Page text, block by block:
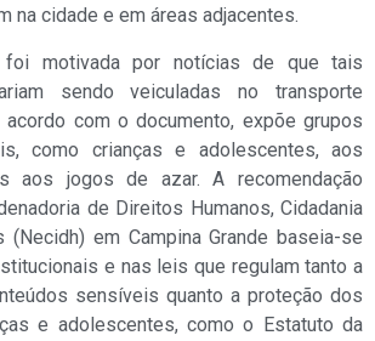
na cidade e em áreas adjacentes.
foi motivada por notícias de que tais
sendo veiculadas no transporte
com o documento, expõe grupos
como crianças e adolescentes, aos
aos jogos de azar. A recomendação
de Direitos Humanos, Cidadania
em Campina Grande baseia-se
e nas leis que regulam tanto a
sensíveis quanto a proteção dos
e adolescentes, como o Estatuto da